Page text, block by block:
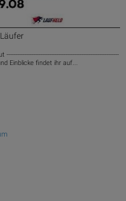
Einblicke findet ihr auf...